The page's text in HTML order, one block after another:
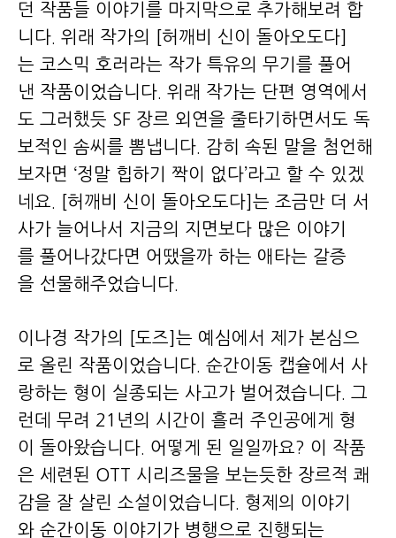
던 작품들 이야기를 마지막으로 추가해보려 합
니다. 위래 작가의 [허깨비 신이 돌아오도다]
는 코스믹 호러라는 작가 특유의 무기를 풀어
낸 작품이었습니다. 위래 작가는 단편 영역에서
도 그러했듯 SF 장르 외연을 줄타기하면서도 독
보적인 솜씨를 뽐냅니다. 감히 속된 말을 첨언해
보자면 ‘정말 힙하기 짝이 없다’라고 할 수 있겠
네요. [허깨비 신이 돌아오도다]는 조금만 더 서
사가 늘어나서 지금의 지면보다 많은 이야기
를 풀어나갔다면 어땠을까 하는 애타는 갈증
을 선물해주었습니다.
이나경 작가의 [도즈]는 예심에서 제가 본심으
로 올린 작품이었습니다. 순간이동 캡슐에서 사
랑하는 형이 실종되는 사고가 벌어졌습니다. 그
런데 무려 21년의 시간이 흘러 주인공에게 형
이 돌아왔습니다. 어떻게 된 일일까요? 이 작품
은 세련된 OTT 시리즈물을 보는듯한 장르적 쾌
감을 잘 살린 소설이었습니다. 형제의 이야기
와 순간이동 이야기가 병행으로 진행되는